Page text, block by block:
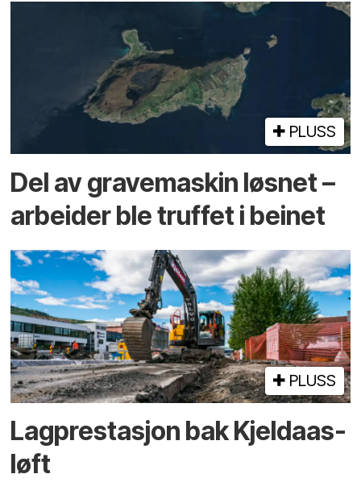
PLUSS
Del av grave­maskin løsnet –
arbeider ble truffet i beinet
PLUSS
Lagprestasjon bak Kjeldaas-
løft